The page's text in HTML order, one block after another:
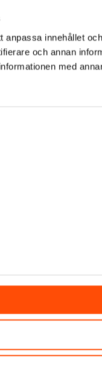
anpassa innehållet
och annan
med